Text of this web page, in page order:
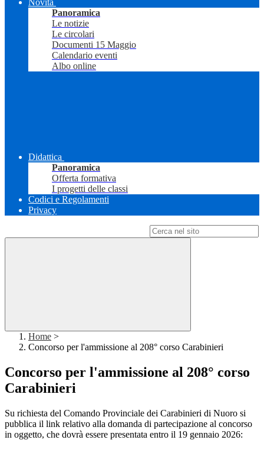
Novità
Panoramica
Le notizie
Le circolari
Documenti 15 Maggio
Calendario eventi
Albo online
Didattica
Panoramica
Offerta formativa
I progetti delle classi
Codici e Regolamenti
Privacy
Home >
Concorso per l'ammissione al 208° corso Carabinieri
Concorso per l'ammissione al 208° corso
Carabinieri
Su richiesta del Comando Provinciale dei Carabinieri di Nuoro si
pubblica il link relativo alla domanda di partecipazione al concorso
in oggetto, che dovrà essere presentata entro il 19 gennaio 2026: